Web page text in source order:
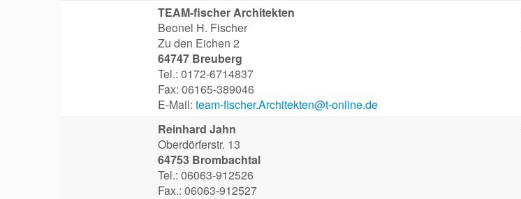
TEAM-fischer Architekten
Beonel H. Fischer
Zu den Eichen 2
64747 Breuberg
Tel.: 0172-6714837
Fax: 06165-389046
E-Mail: team-fischer.Architekten@t-online.de
Reinhard Jahn
Oberdörferstr. 13
64753 Brombachtal
Tel.: 06063-912526
Fax.: 06063-912527